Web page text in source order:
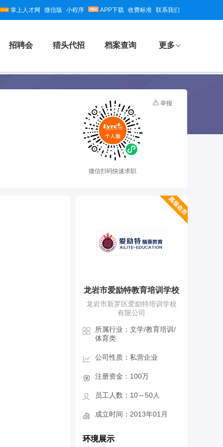
掌上人才网 微信版 小程序 APP下载 收费标准 联系我们
招聘会 猎头代招 档案查询 更多
微信扫码快速求职
举报
龙岩市爱励特教育培训学校
龙岩市新罗区爱励特培训学校
有限公司
所属行业：文学/教育培训/
体育类
公司性质：私营企业
注册资金：100万
员工人数：10～50人
成立时间：2013年01月
环境展示